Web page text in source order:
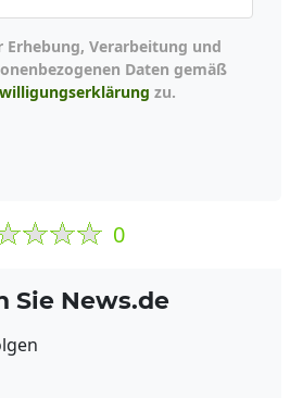
Daten gemäß
zu.
0
Sie News.de